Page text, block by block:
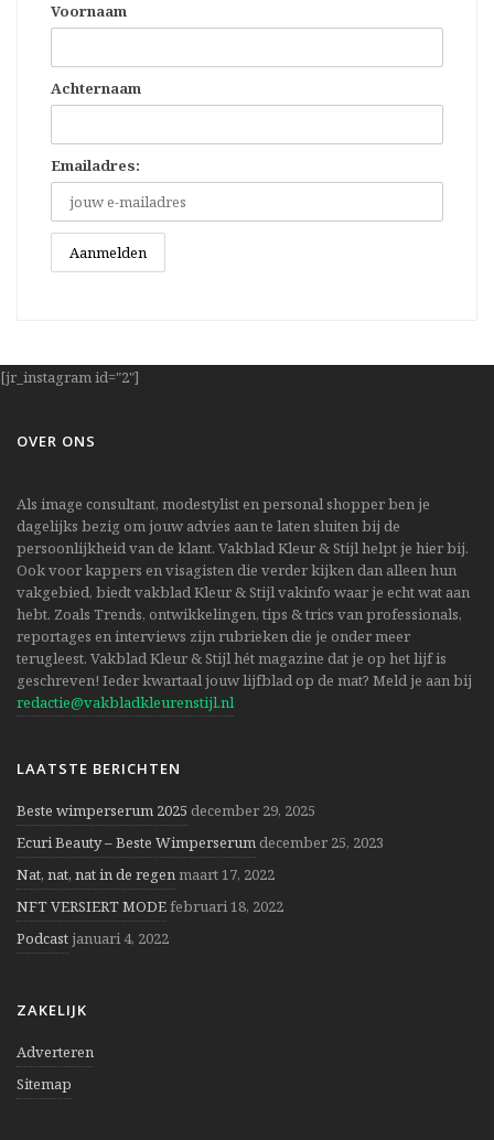
Voornaam
Achternaam
Emailadres:
[jr_instagram id="2"]
OVER ONS
Als image consultant, modestylist en personal shopper ben je
dagelijks bezig om jouw advies aan te laten sluiten bij de
persoonlijkheid van de klant. Vakblad Kleur & Stijl helpt je hier bij.
Ook voor kappers en visagisten die verder kijken dan alleen hun
vakgebied, biedt vakblad Kleur & Stijl vakinfo waar je echt wat aan
hebt. Zoals Trends, ontwikkelingen, tips & trics van professionals,
reportages en interviews zijn rubrieken die je onder meer
terugleest. Vakblad Kleur & Stijl hét magazine dat je op het lijf is
geschreven! Ieder kwartaal jouw lijfblad op de mat? Meld je aan bij
redactie@vakbladkleurenstijl.nl
LAATSTE BERICHTEN
Beste wimperserum 2025 december 29, 2025
Ecuri Beauty – Beste Wimperserum december 25, 2023
Nat, nat, nat in de regenmaart 17, 2022
NFT VERSIERT MODEfebruari 18, 2022
Podcastjanuari 4, 2022
ZAKELIJK
Adverteren
Sitemap